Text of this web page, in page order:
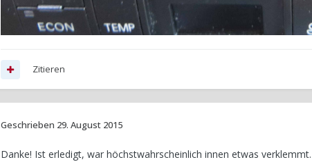
Zitieren
Geschrieben 29. August 2015
Danke! Ist erledigt, war höchstwahrscheinlich innen etwas